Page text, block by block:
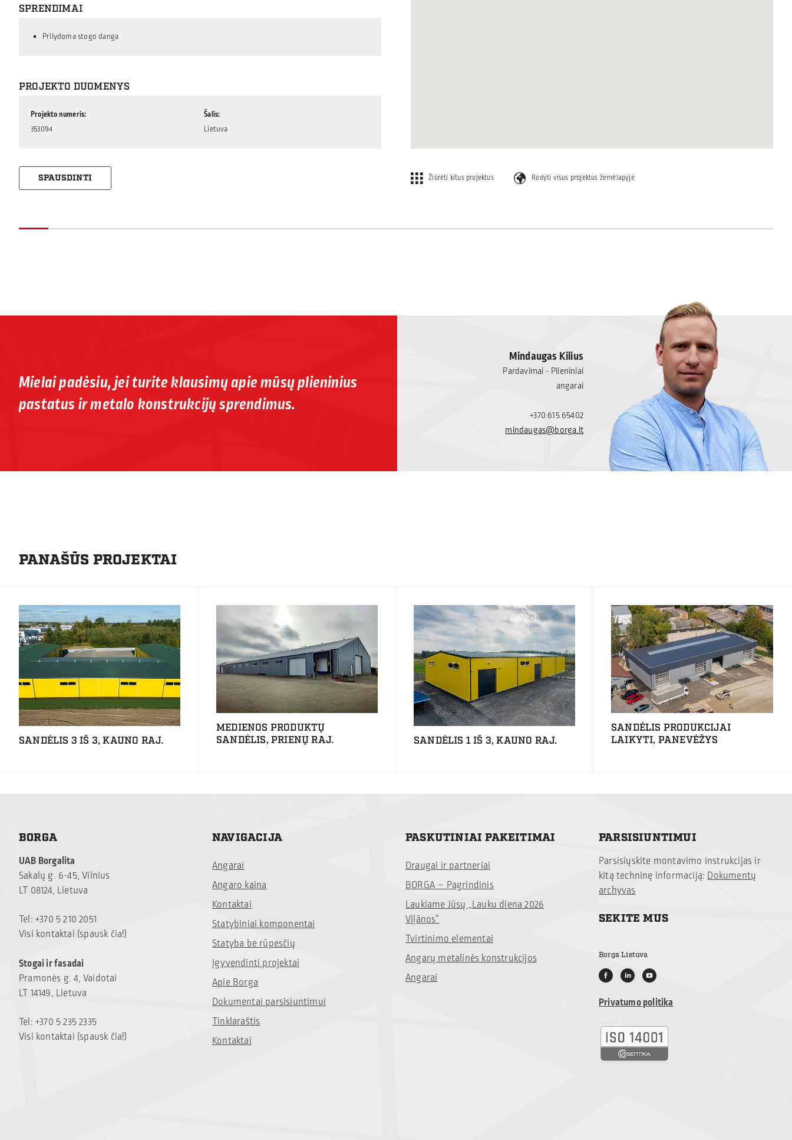
SPRENDIMAI
Prilydoma stogo danga
PROJEKTO DUOMENYS
Projekto numeris
353094
Šalis
Lietuva
SPAUSDINTI Žiūrėti kitus projektus Rodyti visus projektus žemėlapyje
Mindaugas Kilius
Pardavimai - Plieniniai
angarai
+370 615 65402
mindaugas@borga.lt
Mielai padėsiu, jei turite klausimų apie mūsų plieninius
pastatus ir metalo konstrukcijų sprendimus.
PANAŠŪS PROJEKTAI
SANDĖLIS 3 IŠ 3, KAUNO RAJ.
MEDIENOS PRODUKTŲ
SANDĖLIS, PRIENŲ RAJ.
SANDĖLIS 1 IŠ 3, KAUNO RAJ.
SANDĖLIS PRODUKCIJAI
LAIKYTI, PANEVĖŽYS
BORGA
UAB Borgalita
Sakalų g. 6-45, Vilnius
LT 08124, Lietuva
Tel: +370 5 210 2051
Visi kontaktai (spausk čia!)
Stogai ir fasadai
Pramonės g. 4, Vaidotai
LT 14149, Lietuva
Tel: +370 5 235 2335
Visi kontaktai (spausk čia!)
NAVIGACIJA
Angarai
Angaro kaina
Kontaktai
Statybiniai komponentai
Statyba be rūpesčių
Įgyvendinti projektai
Apie Borga
Dokumentai parsisiuntimui
Tinklaraštis
Kontaktai
PASKUTINIAI PAKEITIMAI
Draugai ir partneriai
BORGA – Pagrindinis
Laukiame Jūsų „Lauku diena 2026
Viļānos“
Tvirtinimo elementai
Angarų metalinės konstrukcijos
Angarai
PARSISIUNTIMUI
Parsisiųskite montavimo instrukcijas ir
kitą techninę informaciją:Dokumentų
archyvas
SEKITE MUS
Borga Lietuva
Privatumo politika